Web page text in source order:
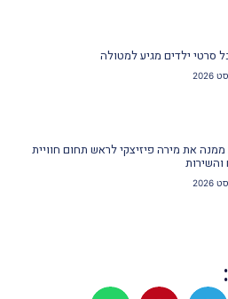
סרטי ילדים מגיע למטולה
ממנה את מירה פיזיצקי לראש תחום חוויית
והשירות